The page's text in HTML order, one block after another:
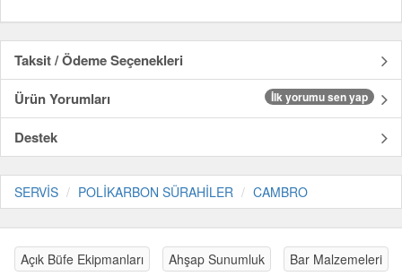
Taksit / Ödeme Seçenekleri
Ürün Yorumları
İlk yorumu sen yap
Destek
SERVİS POLİKARBON SÜRAHİLER CAMBRO
Açık Büfe Ekipmanları Ahşap Sunumluk Bar Malzemeleri